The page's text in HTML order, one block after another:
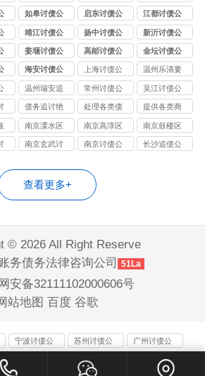
司
司
司
如皋讨债公
司
启东讨债公
司
江都讨债公
司
靖江讨债公
司
扬中讨债公
司
新沂讨债公
司
姜堰讨债公
司
高邮讨债公
司
金坛讨债公
司
海安讨债公
司
上海讨债公
司
温州乐清要
账公司
温州瑞安追
债公司
常州讨债公
司
吴江讨债公
司
债务追讨绝
不违法
处理各类债
务纠纷
提供各类商
账
南京溧水区
讨债公司
南京高淳区
讨债公司
南京鼓楼区
讨债公司
南京玄武讨
南京讨债公
长沙追债公
查看更多+
© 2026 All Right Reserve
务债务法律咨询公司
51La
安备32111102000606号
站地图 百度 谷歌
宁波讨债公
苏州讨债公
广州讨债公